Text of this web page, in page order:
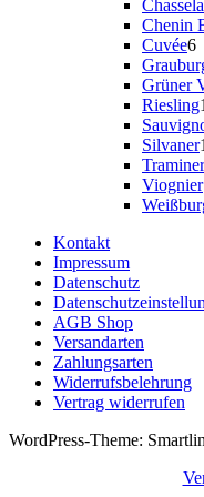
Chenin
Cuvée66
Grüner
Riesling1
Silvaner1
Traminer
Viognier
Kontakt
Impressum
Datenschutz
AGB Shop
Versandarten
Zahlungsarten
Widerrufsbelehrung
Vertrag widerrufen
WordPress-Theme: